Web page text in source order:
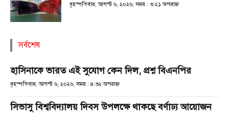
বৃহস্পতিবার, আগস্ট ৬, ২০২৬; সময় : ৩:২১ অপরাহ্ণ
সর্বশেষ
হাসিনাকে ভারত এই সুযোগ কেন দিল, প্রশ্ন বিএনপির
বৃহস্পতিবার, আগস্ট ৬, ২০২৬; সময় : ৪:৩২ অপরাহ্ণ
সিভাসু বিশ্ববিদ্যালয় দিবস উপলক্ষে থাকছে বর্ণাঢ্য আয়োজন